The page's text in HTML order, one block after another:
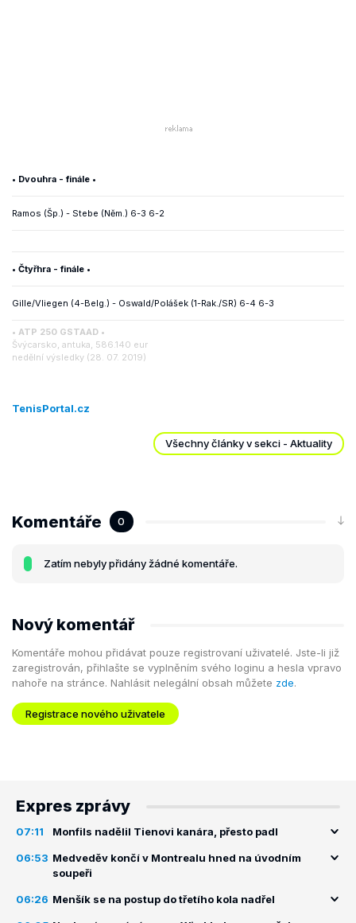
• ATP 250 GSTAAD •
Švýcarsko, antuka, 586.140 eur
nedělní výsledky (28. 07. 2019)
• Dvouhra - finále •
Ramos (Šp.) - Stebe (Něm.) 6-3 6-2
• Čtyřhra - finále •
Gille/Vliegen (4-Belg.) - Oswald/Polášek (1-Rak./SR) 6-4 6-3
TenisPortal.cz
Všechny články v sekci - Aktuality
Komentáře 0
Zatím nebyly přidány žádné komentáře.
Nový komentář
Komentáře mohou přidávat pouze registrovaní uživatelé. Jste-li již
zaregistrován, přihlašte se vyplněním svého loginu a hesla vpravo
nahoře na stránce. Nahlásit nelegální obsah můžete zde.
Registrace nového uživatele
Expres zprávy
07:11 Monfils nadělil Tienovi kanára, přesto padl
06:53 Medveděv končí v Montrealu hned na úvodním
soupeři
06:26 Menšík se na postup do třetího kola nadřel